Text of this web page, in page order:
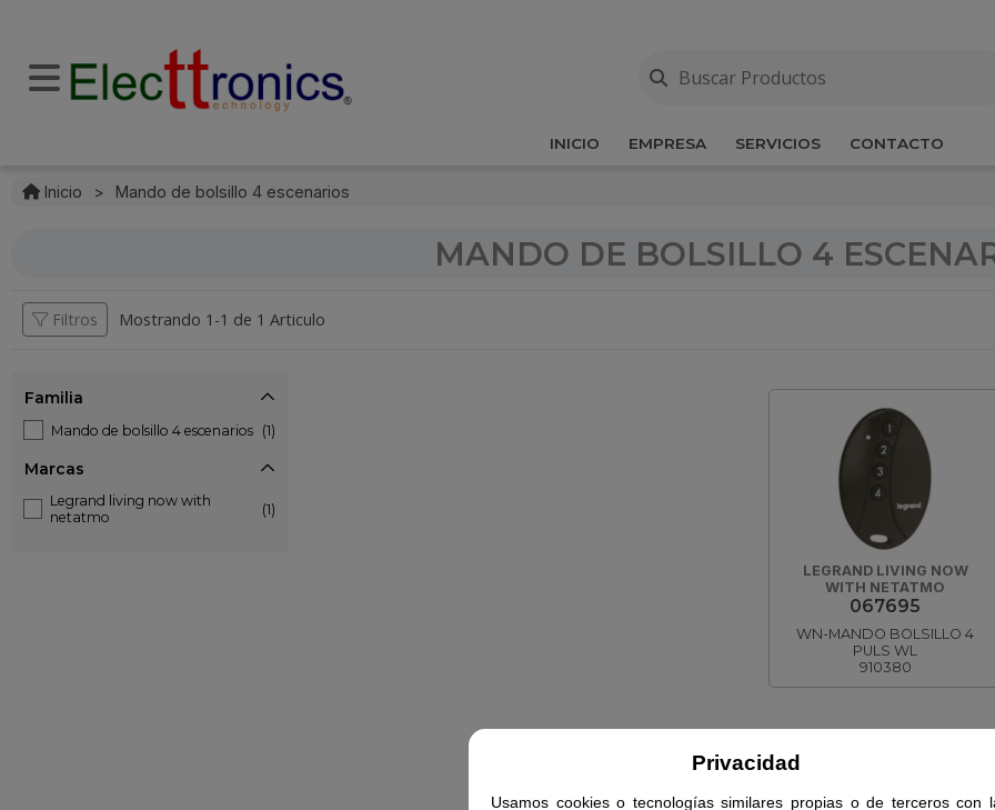
Privacidad
Usamos cookies o tecnologías similares propias o de terceros con
INICIO EMPRESA SERVICIOS CONTACTO
Inicio > Mando de bolsillo 4 escenarios
MANDO DE BOLSILLO 4
Filtros Mostrando 1-1 de 1 Articulo
Familia
Mando de bolsillo 4 escenarios (1)
Marcas
Legrand living now with
netatmo
(1)
LEGRAND LIVING NOW
WITH NETATMO
067695
WN-MANDO BOLSILLO 4
PULS WL
910380